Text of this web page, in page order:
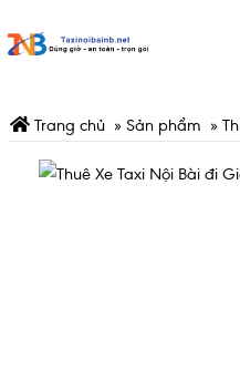
Trang chủ » Sản phẩm »